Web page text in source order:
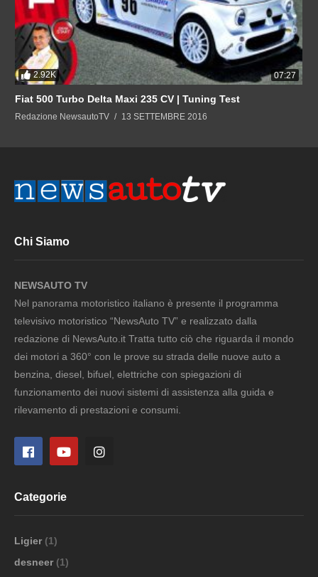
2.92K 07:27
Fiat 500 Turbo Delta Maxi 235 CV | Tuning Test
Redazione NewsautoTV 13 SETTEMBRE 2016
Chi Siamo
NEWSAUTO TV
Nel panorama motoristico italiano è presente il programma
televisivo motoristico “NewsAuto TV” e realizzato dalla
redazione di NewsAuto.it Tratta tutto ciò che riguarda il mondo
dei motori a 360° con le prove su strada delle nuove auto a
benzina, diesel, bifuel, elettriche con spiegazioni di
funzionamento dei nuovi sistemi di assistenza alla guida e
rilevamento di prestazioni e consumi.
Categorie
Ligier (1)
desneer (1)